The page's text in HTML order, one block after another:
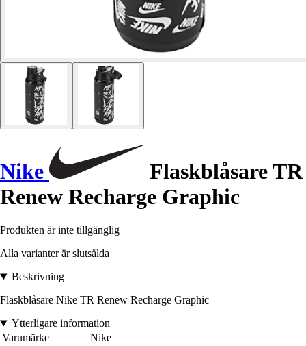
Nike
Flaskblåsare TR
Renew Recharge Graphic
Produkten är inte tillgänglig
Alla varianter är slutsålda
Beskrivning
Flaskblåsare Nike TR Renew Recharge Graphic
Ytterligare information
Varumärke
Nike